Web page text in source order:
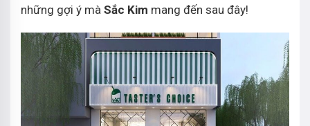
những gợi ý mà Sắc Kim mang đến sau đây!